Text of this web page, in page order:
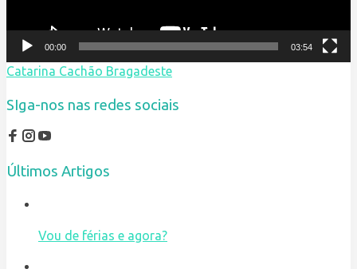
00:00 03:54
Catarina Cachão Bragadeste
SIga-nos nas redes sociais
Últimos Artigos
Vou de férias e agora?